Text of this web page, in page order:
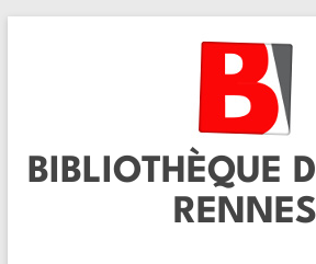
BIBLIOTHÈQUE
RENNES